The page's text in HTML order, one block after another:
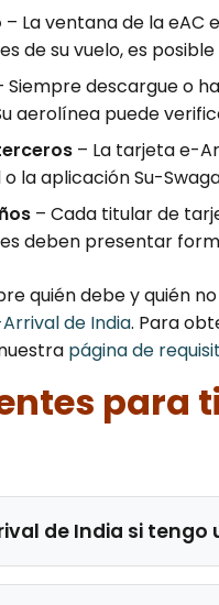
– La ventana de la eAC
de su vuelo, es
Siempre descargue o
aerolínea puede
– La tarjeta e-
la aplicación Su-
– Cada titular de
deben presentar
quién debe y quién
de India. Para
página de
para
de India si tengo